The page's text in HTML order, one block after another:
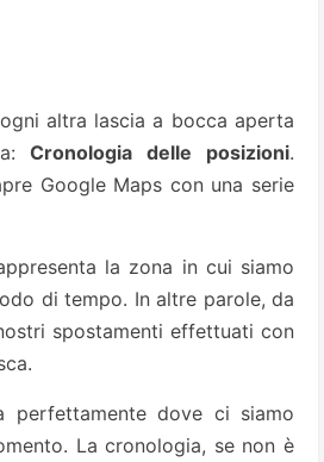
altra lascia a bocca aperta
Cronologia delle posizioni.
Google Maps con una serie
la zona in cui siamo
di tempo. In altre parole, da
spostamenti effettuati con
perfettamente dove ci siamo
La cronologia, se non è